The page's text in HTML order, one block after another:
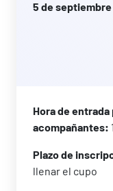
5 de septiembre
Hora de
acompañantes:
Plazo de
llenar el cupo